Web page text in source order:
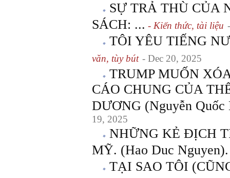
SỰ TRẢ THÙ CỦA
SÁCH: ... - Kiến thức, tài liệu
TÔI YÊU TIẾNG
văn, tùy bút - Dec 20, 2025
TRUMP MUỐN
CÁO CHUNG CỦA
DƯƠNG (Nguyễn Quốc
19, 2025
NHỮNG KẺ ĐỊCH
MỸ. (Hao Duc Nguyen).
TẠI SAO TÔI